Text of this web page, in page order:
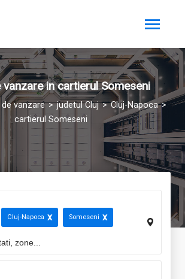
vanzare in cartierul Someseni
de vanzare judetul Cluj
Cluj-Napoca
cartierul Someseni
Cluj-Napoca Someseni